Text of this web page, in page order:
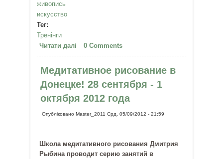
живопись
искусство
Тег:
Тренінги
Читати далі про Медитативное рисование
"Энергия живописи". Винница. 21
0 Comments
Медитативное рисование в
Донецке! 28 сентября - 1
октября 2012 года
Опубліковано Master_2011 Срд, 05/09/2012 - 21:59
Школа медитативного рисования Дмитрия
Рыбина проводит серию занятий в